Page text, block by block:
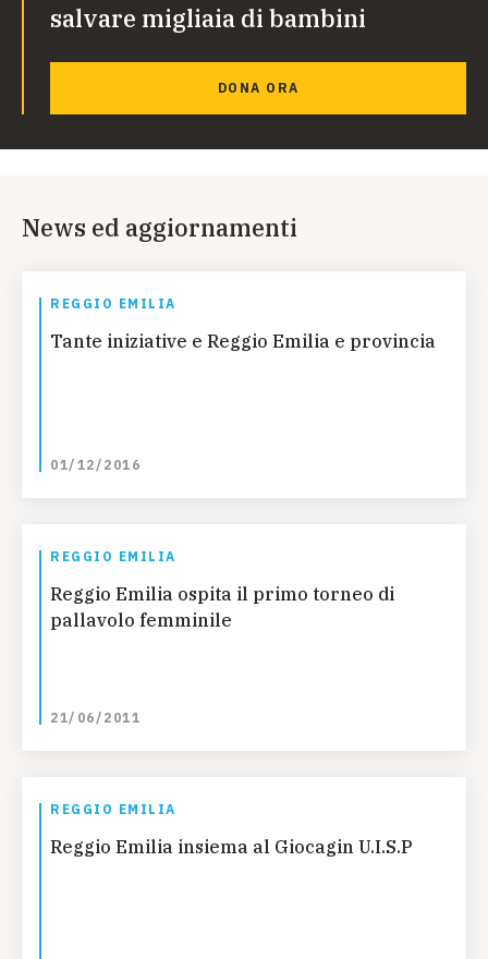
salvare migliaia di bambini
DONA ORA
News ed aggiornamenti
REGGIO EMILIA
Tante iniziative e Reggio Emilia e provincia
01/12/2016
REGGIO EMILIA
Reggio Emilia ospita il primo torneo di
pallavolo femminile
21/06/2011
REGGIO EMILIA
Reggio Emilia insiema al Giocagin U.I.S.P